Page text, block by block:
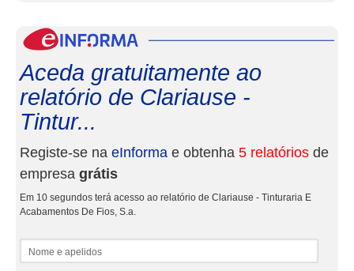
Aceda gratuitamente ao
relatório de Clariause -
Tintur...
Registe-se na eInforma e obtenha 5 relatórios de
empresa grátis
Em 10 segundos terá acesso ao relatório de Clariause - Tinturaria E
Acabamentos De Fios, S.a.